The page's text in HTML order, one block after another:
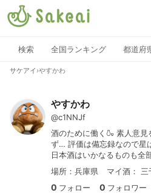
検索 全国ランキング 都道府
サケアイ ›やすかわ
やすかわ
@c1NNJf
酒のために働く🍶 素人意
ず… 評価は備忘録なので星
日本酒はいかなるものも全
場所：兵庫県
マイ酒： 三
0 フォロー 0 フォロワー